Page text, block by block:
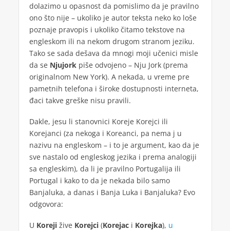
dolazimo u opasnost da pomislimo da je pravilno
ono što nije – ukoliko je autor teksta neko ko loše
poznaje pravopis i ukoliko čitamo tekstove na
engleskom ili na nekom drugom stranom jeziku.
Tako se sada dešava da mnogi moji učenici misle
da se Njujorkpiše odvojeno – Nju Jork (prema
originalnom New York). A nekada, u vreme pre
pametnih telefona i široke dostupnosti interneta,
đaci takve greške nisu pravili.
Dakle, jesu li stanovnici Koreje Korejci ili
Korejanci (za nekoga i Koreanci, pa nema j u
nazivu na engleskom – i to je argument, kao da je
sve nastalo od engleskog jezika i prema analogiji
sa engleskim), da li je pravilno Portugalija ili
Portugal i kako to da je nekada bilo samo
Banjaluka, a danas i Banja Luka i Banjaluka? Evo
odgovora:
U Korejižive Korejci(Korejaci Korejka), u